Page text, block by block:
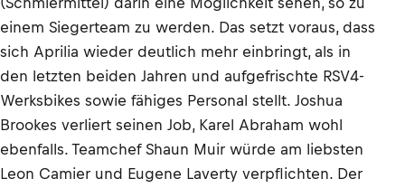
einem Siegerteam zu werden. Das setzt voraus, dass
sich Aprilia wieder deutlich mehr einbringt, als in
den letzten beiden Jahren und aufgefrischte RSV4-
Werksbikes sowie fähiges Personal stellt. Joshua
Brookes verliert seinen Job, Karel Abraham wohl
ebenfalls. Teamchef Shaun Muir würde am liebsten
Leon Camier und Eugene Laverty verpflichten. Der